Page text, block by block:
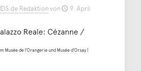
Redaktionvon
9. April
Reale: Cézanne /
Musée de l’Orangerie und Musée d’Orsay |